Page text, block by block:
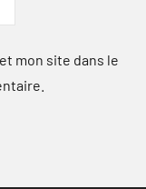
mon site dans le